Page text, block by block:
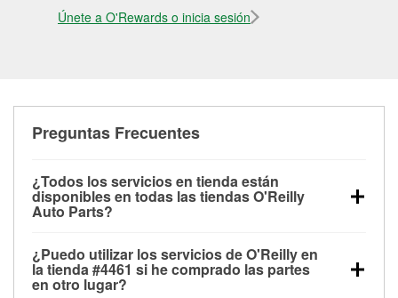
Únete a O'Rewards o inicia sesión
Preguntas Frecuentes
¿Todos los servicios en tienda están
disponibles en todas las tiendas O'Reilly
Auto Parts?
las pruebas de batería, pruebas de alternador y
motor de arranque, revisión de la luz “Check Engine”
¿Puedo utilizar los servicios de O'Reilly en
la tienda #4461 si he comprado las partes
en otro lugar?